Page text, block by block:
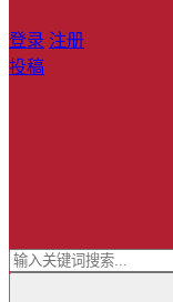
登录 注册
投稿